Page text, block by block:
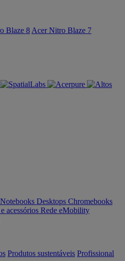
Blaze 8 Acer Nitro Blaze 7
Notebooks Desktops Chromebooks
acessórios Rede eMobility
Produtos sustentáveis Profissional